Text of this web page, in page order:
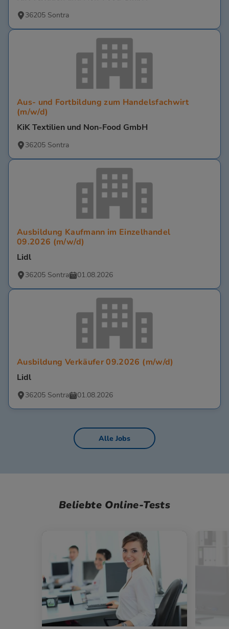
36205 Sontra
Aus- und Fortbildung zum Handelsfachwirt
(m/w/d)
KiK Textilien und Non-Food GmbH
36205 Sontra
Ausbildung Kaufmann im Einzelhandel
09.2026 (m/w/d)
Lidl
36205 Sontra 01.08.2026
Ausbildung Verkäufer 09.2026 (m/w/d)
Lidl
36205 Sontra 01.08.2026
Alle Jobs
Beliebte Online-Tests